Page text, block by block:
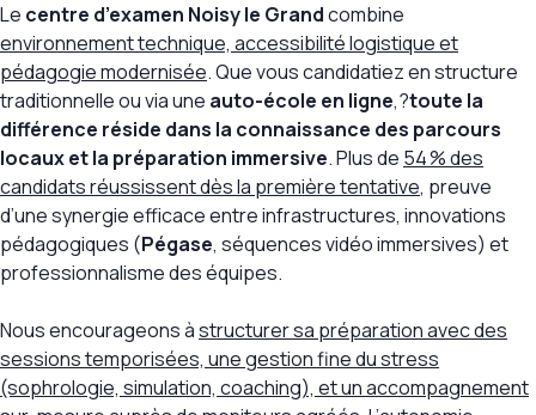
Le centre d’examen Noisy le Grandcombine
environnement technique, accessibilité logistique et
pédagogie modernisée. Que vous candidatiez en structure
traditionnelle ou via une auto-école en ligne,?toute la
différence réside dans la connaissance des parcours
locaux et la préparation immersive. Plus de 54 % des
candidats réussissent dès la première tentative, preuve
d’une synergie efficace entre infrastructures, innovations
pédagogiques (Pégase, séquences vidéo immersives) et
professionnalisme des équipes.
Nous encourageons àstructurer sa préparation avec des
sessions temporisées, une gestion fine du stress
(sophrologie, simulation, coaching), et un accompagnement